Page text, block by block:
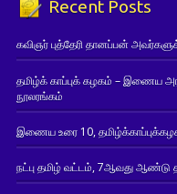
Recent Posts
கவிஞர் புத்தேரி தானப்பன்
தமிழ்க் காப்புக் கழகம் – இணைய
நூலரங்கம்
இணைய உரை 10,
நட்பு தமிழ் வட்டம், 7ஆவது ஆண்டு